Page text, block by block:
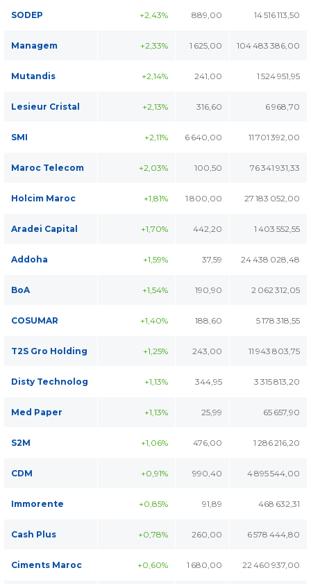
SODEP +2,43% 889,00 14 516 113,50
Managem +2,33% 1 625,00 104 483 386,00
Mutandis +2,14% 241,00 1 524 951,95
Lesieur Cristal +2,13% 316,60 6 968,70
SMI +2,11% 6 640,00 11 701 392,00
Maroc Telecom +2,03% 100,50 76 341 931,33
Holcim Maroc +1,81% 1 800,00 27 183 052,00
Aradei Capital +1,70% 442,20 1 403 552,55
Addoha +1,59% 37,59 24 438 028,48
BoA +1,54% 190,90 2 062 312,05
COSUMAR +1,40% 188,60 5 178 318,55
T2S Gro Holding +1,25% 243,00 11 943 803,75
Disty Technolog +1,13% 344,95 3 315 813,20
Med Paper +1,13% 25,99 65 657,90
S2M +1,06% 476,00 1 286 216,20
CDM +0,91% 990,40 4 895 544,00
Immorente +0,85% 91,89 468 632,31
Cash Plus +0,78% 260,00 6 578 444,80
Ciments Maroc +0,60% 1 680,00 22 460 937,00